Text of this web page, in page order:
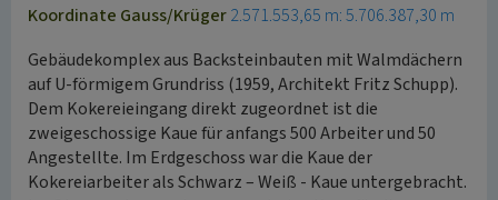
Koordinate Gauss/Krüger2.571.553,65 m: 5.706.387,30 m
Gebäudekomplex aus Backsteinbauten mit Walmdächern
auf U-förmigem Grundriss (1959, Architekt Fritz Schupp).
Dem Kokereieingang direkt zugeordnet ist die
zweigeschossige Kaue für anfangs 500 Arbeiter und 50
Angestellte. Im Erdgeschoss war die Kaue der
Kokereiarbeiter als Schwarz – Weiß - Kaue untergebracht.